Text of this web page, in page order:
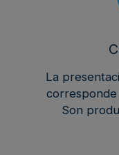
La
corresponde
Son